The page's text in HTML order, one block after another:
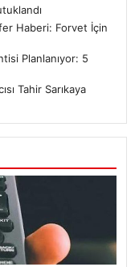
Haberi: Forvet İçin
Planlanıyor: 5
Tahir Sarıkaya